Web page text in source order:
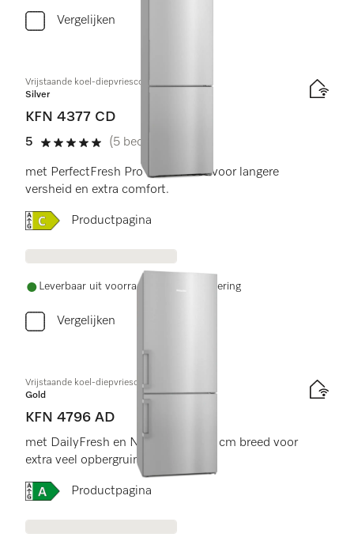
Vergelijken
Vrijstaande koel-diepvriescombinatie
Silver
KFN 4377 CD
5
5 sterren van de 5
(5 beoordelingen)
met PerfectFresh Pro en NoFrost voor langere
versheid en extra comfort.
Online Label Flag, Energielabel
Productpagina
Leverbaar uit voorraad met gratis levering
Vergelijken
Vrijstaande koel-diepvriescombinatie
Gold
KFN 4796 AD
met DailyFresh en NoFrost van 75 cm breed voor
extra veel opbergruimte.
Online Label Flag, Energielabel
Productpagina